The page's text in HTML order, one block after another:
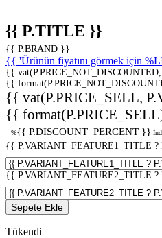
{{ P.TITLE }}
{{ P.BRAND }}
{{ 'Ürünün fiyatını görmek için
{{
{{
{{ vat(P.PRICE_SELL,
{{
%{{ P.DISCOUNT_PERCENT }}
{{ P.VARIANT_FEATURE1_TITLE
{{ P.VARIANT_FEATURE2_TITLE
Sepete Ekle
Tükendi